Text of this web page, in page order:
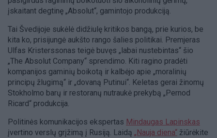
įskaitant degtinę „Absolut“, gamintojo produkciją.
Tai Švedijoje sukėlė didžiulę kritikos bangą, prie kurios, be
kita ko, prisijungė aukšto rango šalies politikai. Premjeras
Ulfas Kristerssonas teigė buvęs „labai nustebintas“ šio
„The Absolut Company“ sprendimo. Kiti ragino pradėti
kompanijos gaminių boikotą ir kalbėjo apie „moralinių
principų žlugimą“ ir „dovaną Putinui“. Keletas gerai žinomų
Stokholmo barų ir restoranų nutraukė prekybą „Pernod
Ricard“ produkcija.
Politinės komunikacijos ekspertas Mindaugas Lapinskas
įvertino verslų grįžimą į Rusiją. Laidą „Nauja diena“ žiūrėkite